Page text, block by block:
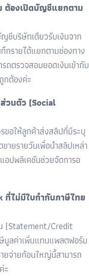
ต้องเปิดบัญชีแยกตาม
ชีบริษัทเดียวรับเงินจาก
รายได้แยกตามช่องทาง
ถตรวจสอบยอดเงินเข้ากับ
กต้องค่ะ
ส่วนตัว (Social
ขอให้ลูกค้าส่งสลิปที่มีระบุ
ายรายวันเพื่อนำสลิปเหล่า
ปพลิเคชันช่วยจัดการอ
ที่ไม่มีใบกำกับภาษีไทย
(Statement/Credit
มูลค่าเพิ่มแทนแพลตฟอร์ม
ยจ่ายก้อนใหญ่นี้สามารถ
ค่ะ